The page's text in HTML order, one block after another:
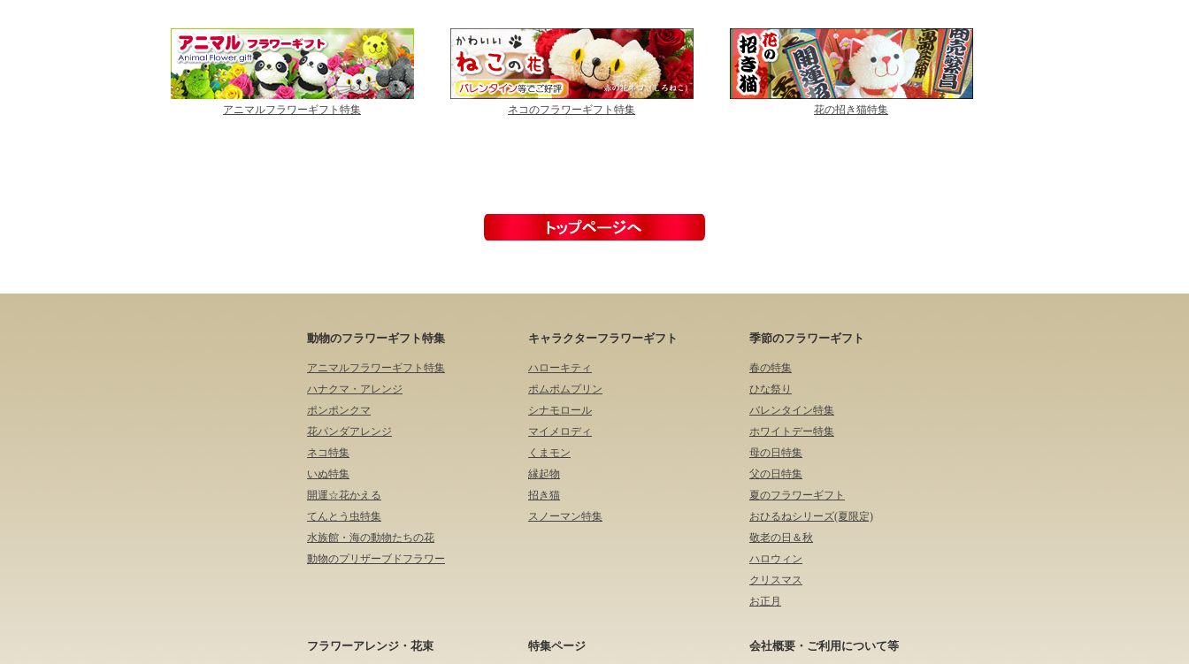
アニマルフラワーギフト特集 ネコのフラワーギフト特集 花の招き猫特集
動物のフラワーギフト特集 キャラクターフラワーギフト 季節のフラワーギフト
アニマルフラワーギフト特集
ハナクマ・アレンジ
ポンポンクマ
花パンダアレンジ
ネコ特集
いぬ特集
開運☆花かえる
てんとう虫特集
水族館・海の動物たちの花
動物のプリザーブドフラワー
ハローキティ
ポムポムプリン
シナモロール
マイメロディ
くまモン
縁起物
招き猫
スノーマン特集
春の特集
ひな祭り
バレンタイン特集
ホワイトデー特集
母の日特集
父の日特集
夏のフラワーギフト
おひるねシリーズ(夏限定)
敬老の日＆秋
ハロウィン
クリスマス
お正月
フラワーアレンジ・花束 特集ページ 会社概要・ご利用について等